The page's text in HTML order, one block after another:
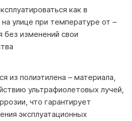
как в
улице при температуре от –
без изменений свои
из полиэтилена – материала,
ультрафиолетовых лучей,
что гарантирует
эксплуатационных